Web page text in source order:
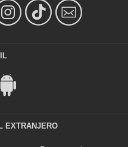
EXTRANJERO